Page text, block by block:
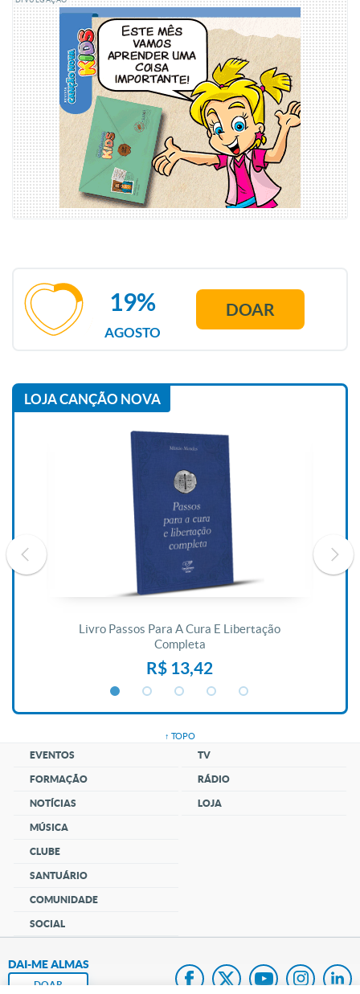
AGOSTO
19% DOAR
LOJA CANÇÃO NOVA
Livro Passos Para A Cura E Libertação
Completa
R$ 13,42
↑ TOPO
EVENTOS
FORMAÇÃO
NOTÍCIAS
MÚSICA
CLUBE
SANTUÁRIO
COMUNIDADE
SOCIAL
TV
RÁDIO
LOJA
DAI-ME ALMAS
DOAR